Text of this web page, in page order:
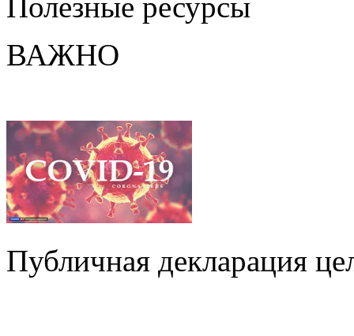
ВАЖНО
Публичная декларация